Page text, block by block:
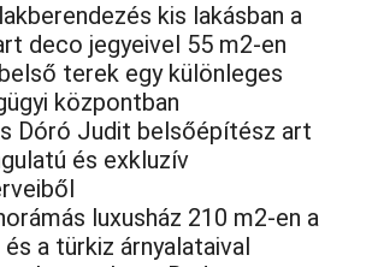
kis lakásban a
deco jegyeivel 55 m2-en
terek egy különleges
központban
Dóró Judit belsőépítész art
és exkluzív
luxusház 210 m2-en a
a türkiz árnyalataival